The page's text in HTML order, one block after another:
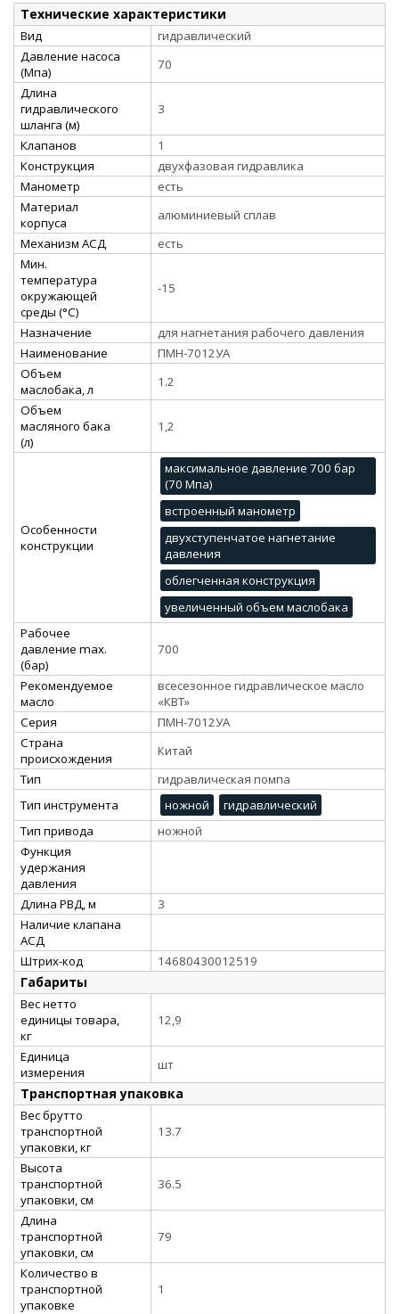
Технические характеристики
Вид
гидравлический
Давление насоса
(Мпа)
70
Длина
гидравлического
шланга (м)
3
Клапанов
1
Конструкция
двухфазовая гидравлика
Манометр
есть
Материал
корпуса
алюминиевый сплав
Механизм АСД
есть
Мин.
температура
окружающей
среды (°С)
-15
Назначение
для нагнетания рабочего давления
Наименование
ПМН-7012УА
Объем
маслобака, л
1.2
Объем
масляного бака
(л)
1,2
Особенности
конструкции
максимальное давление 700 бар
(70 Мпа)
встроенный манометр
двухступенчатое нагнетание
давления
облегченная конструкция
увеличенный объем маслобака
Рабочее
давление max.
(бар)
700
Рекомендуемое
масло
всесезонное гидравлическое масло
«КВТ»
Серия
ПМН-7012УА
Страна
происхождения
Китай
Тип
гидравлическая помпа
Тип инструмента
ножной
гидравлический
Тип привода
ножной
Функция
удержания
давления
Длина РВД, м
3
Наличие клапана
АСД
Штрих-код
14680430012519
Габариты
Вес нетто
единицы товара,
кг
12,9
Единица
измерения
шт
Транспортная упаковка
Вес брутто
транспортной
упаковки, кг
13.7
Высота
транспортной
упаковки, см
36.5
Длина
транспортной
упаковки, см
79
Количество в
транспортной
упаковке
1